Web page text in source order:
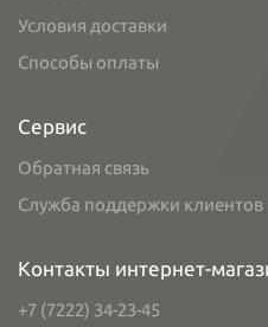
Условия доставки
Способы оплаты
Сервис
Обратная связь
Служба поддержки клиентов
Контакты интернет-
+7 (7222) 34-23-45